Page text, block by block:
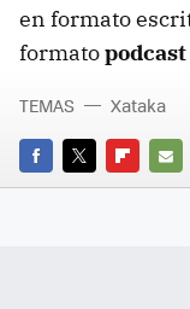
en formato
formatopodcast
FACEBOOK
TWITTER
E-
TEMAS Xataka